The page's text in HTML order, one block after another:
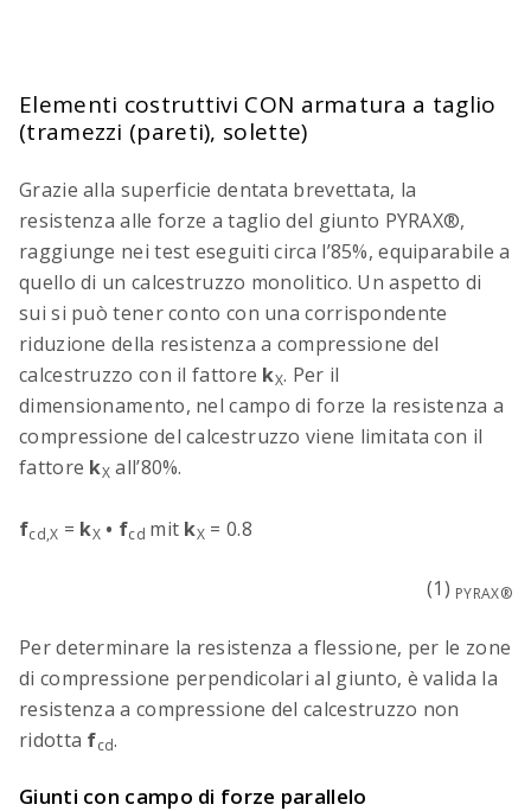
Elementi costruttivi CON armatura a taglio
(tramezzi (pareti), solette)
Grazie alla superficie dentata brevettata, la
resistenza alle forze a taglio del giunto PYRAX®,
raggiunge nei test eseguiti circa l’85%, equiparabile a
quello di un calcestruzzo monolitico. Un aspetto di
sui si può tener conto con una corrispondente
riduzione della resistenza a compressione del
calcestruzzo con il fattore kX. Per il
dimensionamento, nel campo di forze la resistenza a
compressione del calcestruzzo viene limitata con il
fattore kX all’80%.
fcd,X = kX • fcd mit kX = 0.8
(1) PYRAX®
Per determinare la resistenza a flessione, per le zone
di compressione perpendicolari al giunto, è valida la
resistenza a compressione del calcestruzzo non
ridotta fcd.
Giunti con campo di forze parallelo